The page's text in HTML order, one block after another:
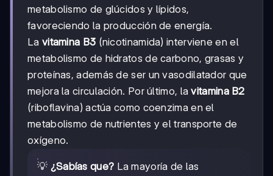
metabolismo de glúcidos y lípidos,
favoreciendo la producción de energía.
La vitamina B3 (nicotinamida) interviene en el
metabolismo de hidratos de carbono, grasas y
proteínas, además de ser un vasodilatador que
mejora la circulación. Por último, lavitamina B2
(riboflavina) actúa como coenzima en el
metabolismo de nutrientes y el transporte de
oxígeno.
💡 ¿Sabías que? La mayoría de las